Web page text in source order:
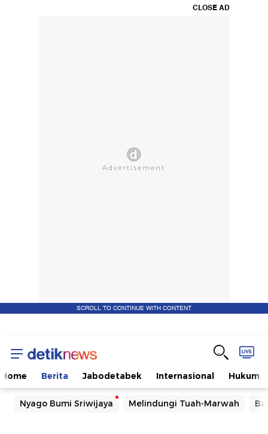
CLOSE AD
SCROLL TO CONTINUE WITH CONTENT
Home Berita Jabodetabek Internasional Hukum
Nyago Bumi Sriwijaya Melindungi Tuah-Marwah